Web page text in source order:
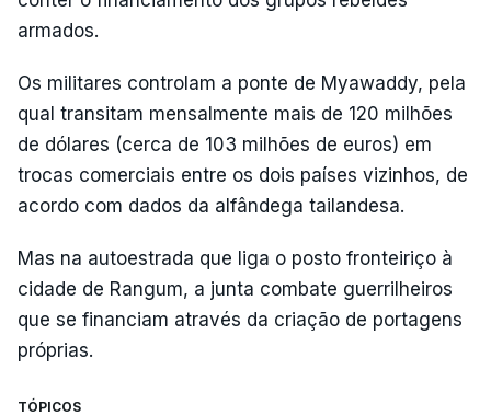
armados.
Os militares controlam a ponte de Myawaddy, pela
qual transitam mensalmente mais de 120 milhões
de dólares (cerca de 103 milhões de euros) em
trocas comerciais entre os dois países vizinhos, de
acordo com dados da alfândega tailandesa.
Mas na autoestrada que liga o posto fronteiriço à
cidade de Rangum, a junta combate guerrilheiros
que se financiam através da criação de portagens
próprias.
TÓPICOS